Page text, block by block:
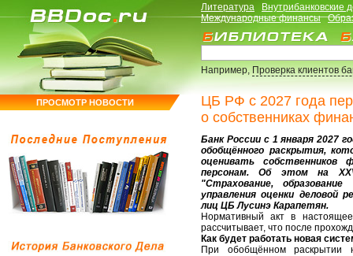
ПРОСМОТР НОВОСТИ
Литература
Внутрибанковские
Международные финансы
Например,Проверка клиентов
ЦБ РФ с 2027 года
о собственниках
Банк России с 1 января 2027
обобщённого раскрытия,
оценивать собственников
персонам. Об этом на
"Страхование,
управления оценки деловой
лиц ЦБ Лусинэ Карапетян.
Нормативный акт в
рассчитывает, что после
Как будет работать новая
При обобщённом раскрытии